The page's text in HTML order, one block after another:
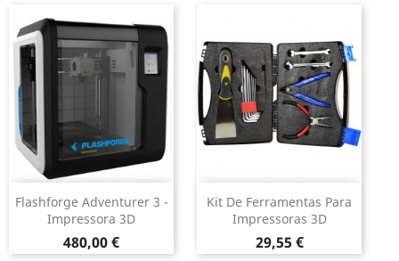
Flashforge Adventurer 3 -
Impressora 3D
Preço
480,00 €
Kit De Ferramentas Para
Impressoras 3D
Preço
29,55 €